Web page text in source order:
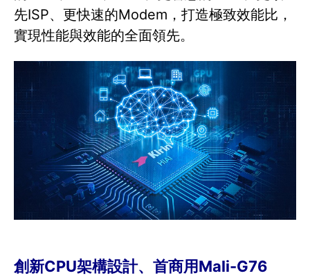
先ISP、更快速的Modem，打造極致效能比，
實現性能與效能的全面領先。
創新CPU架構設計、首商用Mali-G76